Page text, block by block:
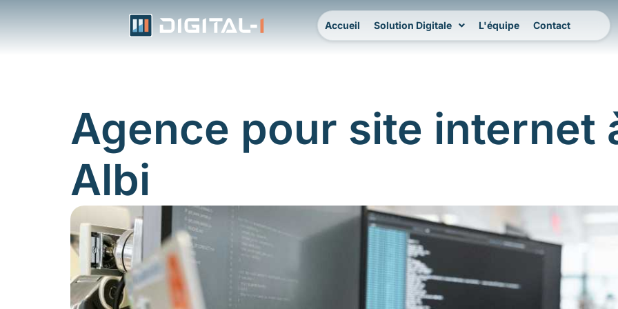
Aller
Accueil Solution Digitale L'équipe Contact
Agence pour site internet
Albi